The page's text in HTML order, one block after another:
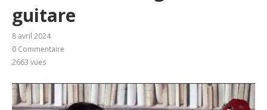
guitare
8 avril 2024
0 Commentaire
2663 vues